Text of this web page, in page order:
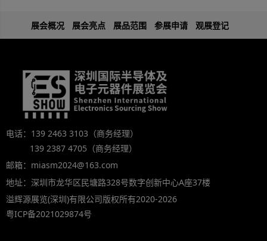
展会概况 展会亮点 展品范围 参展申请 观展登记
电话：139 2463 3103（商务经理）
139 2387 4705（商务经理）
邮箱：miasm2024@163.com
地址：深圳市龙华区民塘路328号数字创新中心A座37楼
溢辉源展览(深圳)有限公司版权所有2020-2026
粤ICP备2021029874号